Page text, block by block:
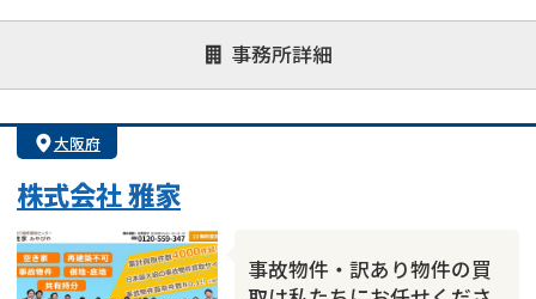
事務所詳細
伊丹市・尼崎市・三田市・神戸市北区）
決済までが早い
業者案件歓迎
大阪府
株式会社 雅家
事故物件・訳あり物件の買